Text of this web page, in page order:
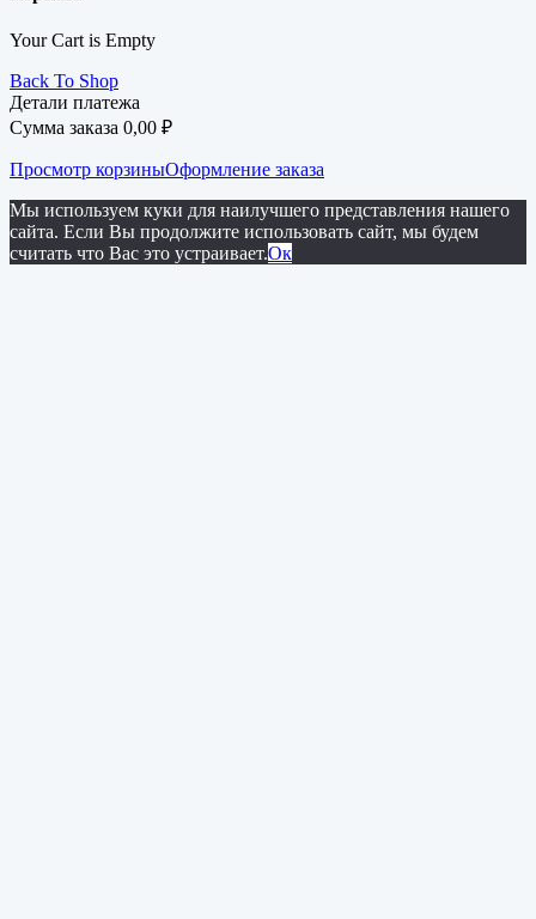
Your Cart is Empty
Back To Shop
Детали платежа
Сумма заказа 0,00 ₽
Просмотр корзиныОформление заказа
Мы используем куки для наилучшего представления нашего
сайта. Если Вы продолжите использовать сайт, мы будем
считать что Вас это устраивает.Ок